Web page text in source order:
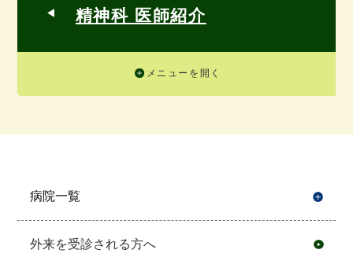
精神科 医師紹介
メニューを開く
病院一覧
外来を受診される方へ